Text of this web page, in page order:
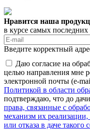
Нравится наша
в курсе самых
Введите корректный
Даю согласие на
целью направления мне
электронной почты (e-
Политикой в области
подтверждаю, что до
права, связанные с
механизм их реализации,
или отказа в даче такого